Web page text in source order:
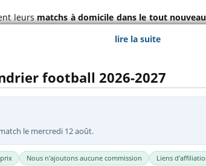
Billets Euro 2028
leursmatchs à domicile dans le tout
Goodison Park, stade emblématique et
lire la suite
football 2026-2027
le mercredi 12 août.
Nous n'ajoutons aucune commission Liens